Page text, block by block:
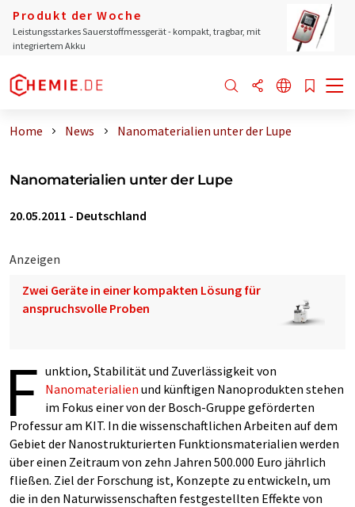
Produkt der Woche
Leistungsstarkes Sauerstoffmessgerät - kompakt, tragbar, mit
integriertem Akku
Home News Nanomaterialien unter der Lupe
Nanomaterialien unter der Lupe
20.05.2011 - Deutschland
Anzeigen
Zwei Geräte in einer kompakten Lösung für
anspruchsvolle Proben
F unktion, Stabilität und Zuverlässigkeit von
Nanomaterialien und künftigen Nanoprodukten stehen
im Fokus einer von der Bosch-Gruppe geförderten
Professur am KIT. In die wissenschaftlichen Arbeiten auf dem
Gebiet der Nanostrukturierten Funktionsmaterialien werden
über einen Zeitraum von zehn Jahren 500.000 Euro jährlich
fließen. Ziel der Forschung ist, Konzepte zu entwickeln, um
die in den Naturwissenschaften festgestellten Effekte von